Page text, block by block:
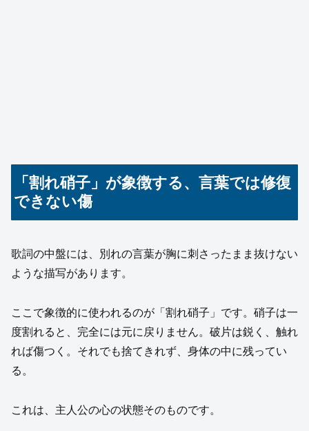
「割れ硝子」が象徴する、言葉では修復
できない傷
歌詞の中盤には、別れの言葉が胸に刺さったまま抜けない
ような描写があります。
ここで象徴的に使われるのが「割れ硝子」です。硝子は一
度割れると、完全には元に戻りません。破片は鋭く、触れ
れば傷つく。それでも捨てきれず、身体の中に残ってい
る。
これは、主人公の心の状態そのものです。